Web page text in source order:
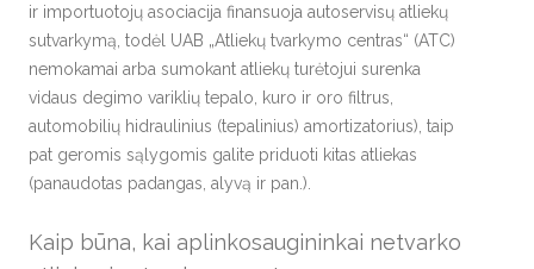
ir importuotojų asociacija finansuoja autoservisų atliekų
sutvarkymą, todėl UAB „Atliekų tvarkymo centras“ (ATC)
nemokamai arba sumokant atliekų turėtojui surenka
vidaus degimo variklių tepalo, kuro ir oro filtrus,
automobilių hidraulinius (tepalinius) amortizatorius), taip
pat geromis sąlygomis galite priduoti kitas atliekas
(panaudotas padangas, alyvą ir pan.).
Kaip būna, kai aplinkosaugininkai netvarko